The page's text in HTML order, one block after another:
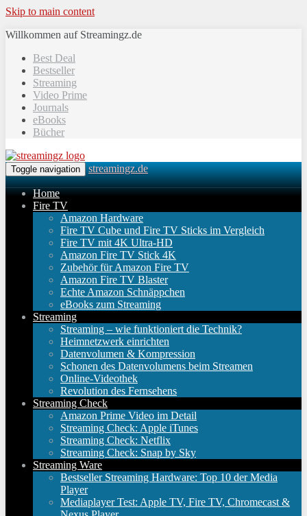
Skip to main content
Willkommen auf Streamingz.de
Best Deal
Bestseller
Streaming
Video Prime
Journals
eBooks
Bücher
Toggle navigation streamingz.de
Home
Fire TV
Amazon Hardware
Fire TV Cube und Fire TV Sticks im Vergleich
Fire TV mit 4K Ultra-HD
Amazon Fire TV Stick 4K
Zubehör für Amazon Fire TV
Amazon Fire TV Blaster
Echte Amazon Schnäppchen
eBooks zum Streaming
Streaming
Streaming – wie funktioniert die Technik?
Heimnetzwerk einrichten
Datenvolumen & Kompression
Schonen des Datenvolumens beim Streamen
Online-Videothek
Revolution des Fernsehens
Streaming Check
Amazon Prime Video im Detail
Streaming Check: Apple iTunes
Streaming Check: Netflix
Streaming Check: Snap by Sky
Streaming Ware
Bestseller Streaming Hardware: Top 10 der Media
Player
Mediaplayer Test: Apple TV, Fire TV, Chromecast &